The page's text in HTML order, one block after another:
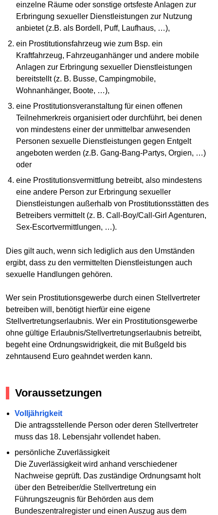
einzelne Räume oder sonstige ortsfeste Anlagen zur
Erbringung sexueller Dienstleistungen zur Nutzung
anbietet (z.B. als Bordell, Puff, Laufhaus, …),
ein Prostitutionsfahrzeug wie zum Bsp. ein
Kraftfahrzeug, Fahrzeuganhänger und andere mobile
Anlagen zur Erbringung sexueller Dienstleistungen
bereitstellt (z. B. Busse, Campingmobile,
Wohnanhänger, Boote, …),
eine Prostitutionsveranstaltung für einen offenen
Teilnehmerkreis organisiert oder durchführt, bei denen
von mindestens einer der unmittelbar anwesenden
Personen sexuelle Dienstleistungen gegen Entgelt
angeboten werden (z.B. Gang-Bang-Partys, Orgien, …)
oder
eine Prostitutionsvermittlung betreibt, also mindestens
eine andere Person zur Erbringung sexueller
Dienstleistungen außerhalb von Prostitutionsstätten des
Betreibers vermittelt (z. B. Call-Boy/Call-Girl Agenturen,
Sex-Escortvermittlungen, …).
Dies gilt auch, wenn sich lediglich aus den Umständen
ergibt, dass zu den vermittelten Dienstleistungen auch
sexuelle Handlungen gehören.
Wer sein Prostitutionsgewerbe durch einen Stellvertreter
betreiben will, benötigt hierfür eine eigene
Stellvertretungserlaubnis. Wer ein Prostitutionsgewerbe
ohne gültige Erlaubnis/Stellvertretungserlaubnis betreibt,
begeht eine Ordnungswidrigkeit, die mit Bußgeld bis
zehntausend Euro geahndet werden kann.
Voraussetzungen
Volljährigkeit
Die antragsstellende Person oder deren Stellvertreter
muss das 18. Lebensjahr vollendet haben.
persönliche Zuverlässigkeit
Die Zuverlässigkeit wird anhand verschiedener
Nachweise geprüft. Das zuständige Ordnungsamt holt
über den Betreiber/die Stellvertretung ein
Führungszeugnis für Behörden aus dem
Bundeszentralregister und einen Auszug aus dem